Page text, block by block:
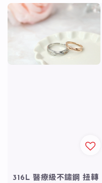
316L 醫療級不鏽鋼 扭轉